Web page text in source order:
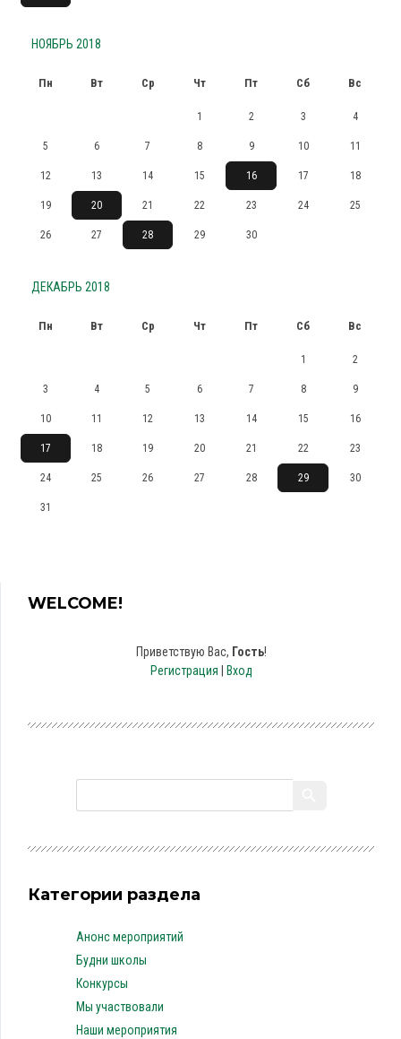
НОЯБРЬ 2018
Пн Вт Ср Чт Пт Сб Вс
1 2 3 4
5 6 7 8 9 10 11
12 13 14 15 16 17 18
19 20 21 22 23 24 25
26 27 28 29 30
ДЕКАБРЬ 2018
Пн Вт Ср Чт Пт Сб Вс
1 2
3 4 5 6 7 8 9
10 11 12 13 14 15 16
17 18 19 20 21 22 23
24 25 26 27 28 29 30
31
WELCOME!
Приветствую Вас, Гость!
Регистрация
Вход
Категории раздела
Анонс мероприятий
Будни школы
Конкурсы
Мы участвовали
Наши мероприятия